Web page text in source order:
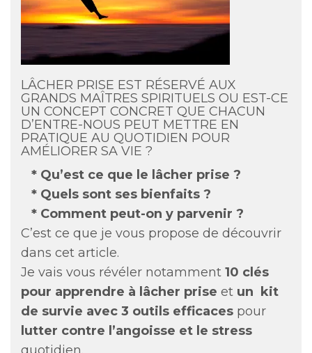
LÂCHER PRISE EST RÉSERVÉ AUX
GRANDS MAÎTRES SPIRITUELS OU EST-CE
UN CONCEPT CONCRET QUE CHACUN
D’ENTRE-NOUS PEUT METTRE EN
PRATIQUE AU QUOTIDIEN POUR
AMÉLIORER SA VIE ?
* Qu’est ce que le lâcher prise ?
* Quels sont ses bienfaits ?
* Comment peut-on y parvenir ?
C’est ce que je vous propose de découvrir
dans cet article.
Je vais vous révéler notamment 10 clés
pour apprendre à lâcher prise et un
kit
de survie avec 3 outils efficaces pour
lutter contre l’angoisse et le stress